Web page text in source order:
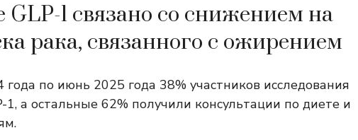
GLP-1 связано со снижением на
рака, связанного с ожирением
по июнь 2025 года 38% участников исследования
1, а остальные 62% получили консультации по диете и